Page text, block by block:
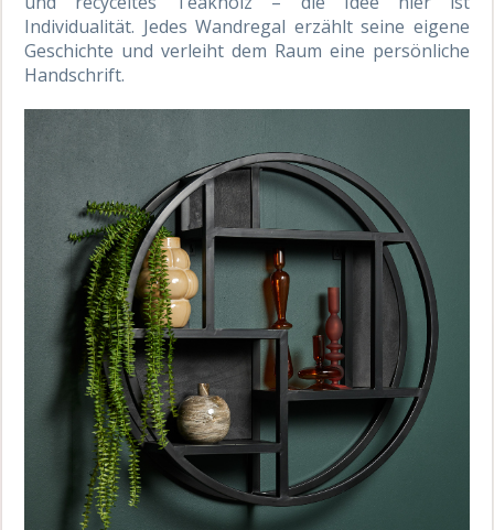
Individualität. Jedes Wandregal erzählt seine eigene
Geschichte und verleiht dem Raum eine persönliche
Handschrift.